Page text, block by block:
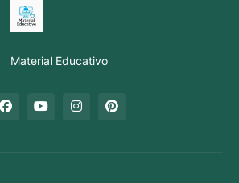
Material Educativo